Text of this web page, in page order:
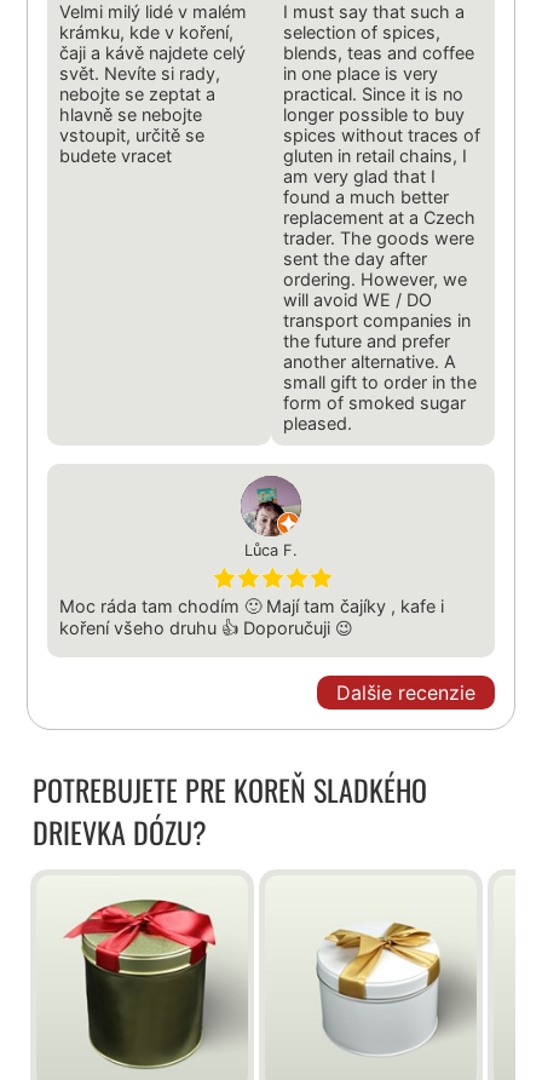
Velmi milý lidé v malém
krámku, kde v koření,
čaji a kávě najdete celý
svět. Nevíte si rady,
nebojte se zeptat a
hlavně se nebojte
vstoupit, určitě se
budete vracet
I must say that such a
selection of spices,
blends, teas and coffee
in one place is very
practical. Since it is no
longer possible to buy
spices without traces of
gluten in retail chains, I
am very glad that I
found a much better
replacement at a Czech
trader. The goods were
sent the day after
ordering. However, we
will avoid WE / DO
transport companies in
the future and prefer
another alternative. A
small gift to order in the
form of smoked sugar
pleased.
Lůca F.
Moc ráda tam chodím 🙂 Mají tam čajíky , kafe i
koření všeho druhu 👍 Doporučuji 😉
Dalšie recenzie
POTREBUJETE PRE KOREŇ SLADKÉHO
DRIEVKA DÓZU?